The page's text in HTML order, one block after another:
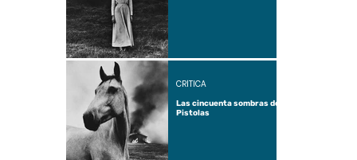
Las cincuenta sombras de
Pistolas
CRÍTICA